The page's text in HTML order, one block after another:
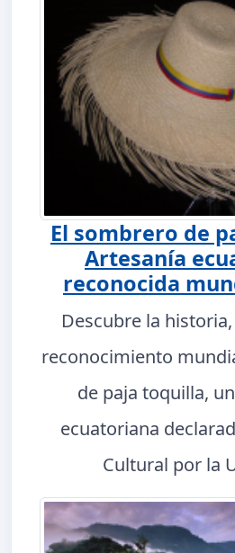
El sombrero de
Artesanía
reconocida
Descubre la
reconocimiento
de paja toquilla,
ecuatoriana
Cultural por la